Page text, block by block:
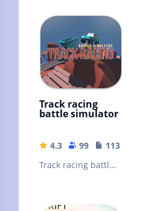
бесплатных
гоночных игр на
Android
Track racing
battle simulator
4.3 99
113.11 MB
Track racing battle
оффлайн